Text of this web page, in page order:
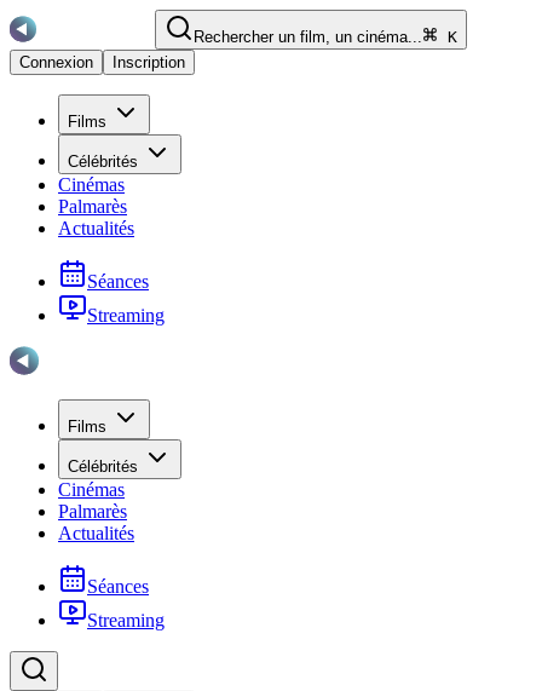
Rechercher un film, un cinéma...
K
Connexion
Inscription
Films
Célébrités
Cinémas
Palmarès
Actualités
Séances
Streaming
Films
Célébrités
Cinémas
Palmarès
Actualités
Séances
Streaming